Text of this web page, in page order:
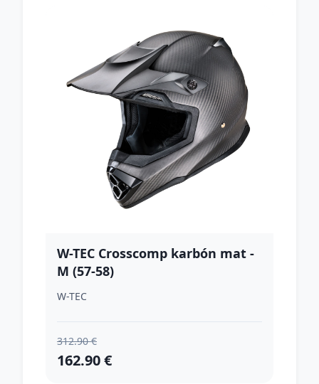
W-TEC Crosscomp karbón mat -
M (57-58)
W-TEC
312.90 €
162.90 €